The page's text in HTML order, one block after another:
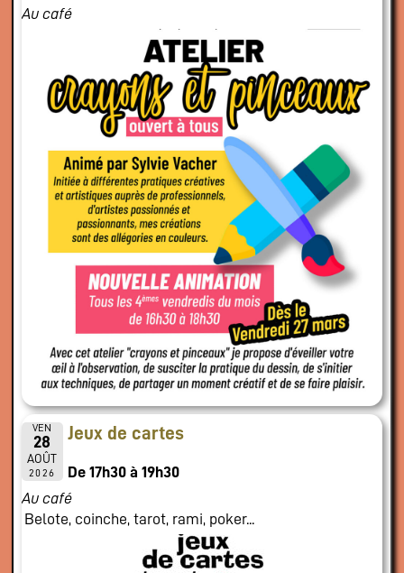
Au café
VEN
28
AOÛT
2026
Jeux de cartes
De 17h30 à 19h30
Au café
Belote, coinche, tarot, rami, poker...